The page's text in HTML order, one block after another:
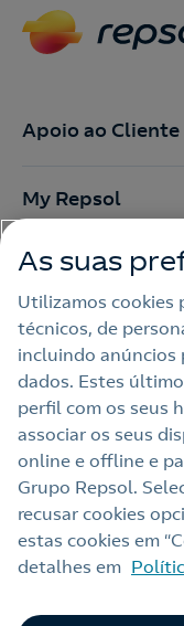
Apoio ao Cliente
My Repsol
Outras Energias
Links Úteis
Nota legal
Política de
Política de cookies
Termos e Condições
As suas
Utilizamos cookies
técnicos, de
incluindo anúncios
dados. Estes
perfil com os seus
associar os seus
online e offline e
Grupo Repsol.
recusar cookies
estas cookies em
detalhes em